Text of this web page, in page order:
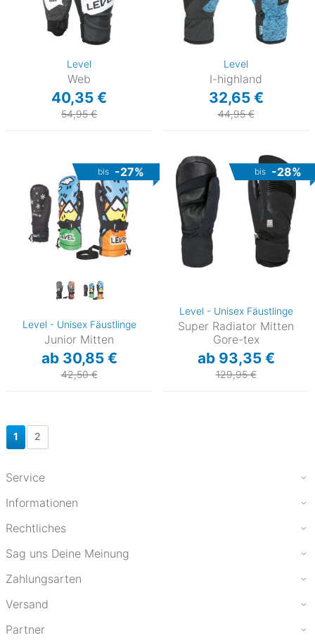
Level
Web
40,35 €
54,95 €
Level
I-highland
32,65 €
44,95 €
bis -27%
Level - Unisex Fäustlinge
Junior Mitten
ab 30,85 €
42,50 €
bis -28%
Level - Unisex Fäustlinge
Super Radiator Mitten
Gore-tex
ab 93,35 €
129,95 €
1 2
Service
Informationen
Rechtliches
Sag uns Deine Meinung
Zahlungsarten
Versand
Partner